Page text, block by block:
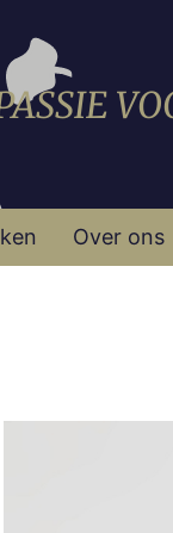
Over ons